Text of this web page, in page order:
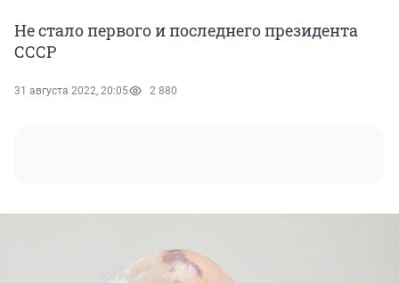
Не стало первого и последнего президента
СССР
31 августа 2022, 20:05 2 880